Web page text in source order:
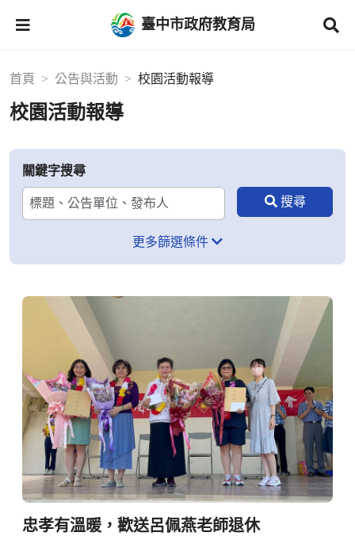
臺中市政府教育局
首頁 公告與活動 校園活動報導
校園活動報導
關鍵字搜尋
更多篩選條件
忠孝有溫暖，歡送呂佩燕老師退休